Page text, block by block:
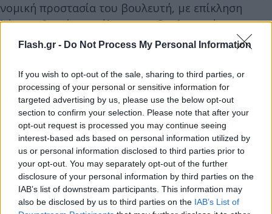
Flash.gr - Do Not Process My Personal Information
If you wish to opt-out of the sale, sharing to third parties, or
processing of your personal or sensitive information for
targeted advertising by us, please use the below opt-out
section to confirm your selection. Please note that after your
opt-out request is processed you may continue seeing
interest-based ads based on personal information utilized by
us or personal information disclosed to third parties prior to
your opt-out. You may separately opt-out of the further
disclosure of your personal information by third parties on the
IAB’s list of downstream participants. This information may
also be disclosed by us to third parties on the IAB’s List of
νομική προστασία του βουλευτή, με επίκληση
λόγων εθνικής ασφάλειας. Το βουλευτικό
απόρρητο του άρθρου 61 παρ. 3 ως ειδικότερη
πρόσθετα ειδικότερα όρια στις κάμψεις του
τηλεπικοινωνιακού απορρήτου που προβλέπονται
στο άρθρο 19 παρ.1. Τα άρθρα 8 της ΕΣΔΑ και 7 του
ΧΘΔ της ΕΕ, ενισχύουν και δεν απομειώνουν τις
εγγυήσεις. Δεν μπορεί να παρακολουθείται
βουλευτής ή ευρωβουλευτής και κατά μείζονα
λόγο αρχηγός κόμματος για λόγους «εθνικής
ασφαλείας» ενδογενείς ή πολύ περισσότερο
«εισαγόμενους». Τέτοιες δικαιολογίες είναι εξίσου